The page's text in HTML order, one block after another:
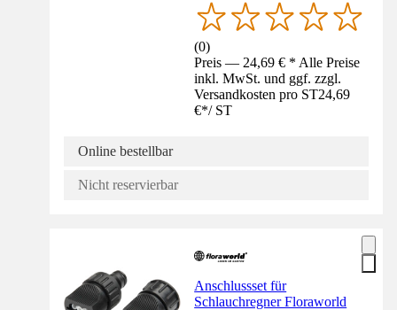
(0)
Preis — 24,69 € * Alle Preise
inkl. MwSt. und ggf. zzgl.
Versandkosten pro ST24,69
€*/ ST
Online bestellbar
Nicht reservierbar
Anschlussset für
Schlauchregner Floraworld